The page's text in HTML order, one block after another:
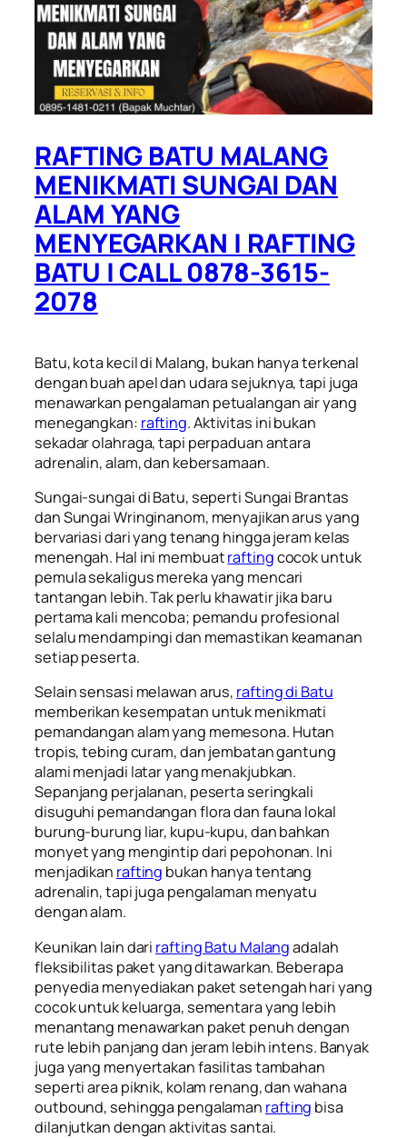
RAFTING BATU MALANG
MENIKMATI SUNGAI DAN
ALAM YANG
MENYEGARKAN | RAFTING
BATU | CALL 0878-3615-
2078
Batu, kota kecil di Malang, bukan hanya terkenal
dengan buah apel dan udara sejuknya, tapi juga
menawarkan pengalaman petualangan air yang
menegangkan: rafting. Aktivitas ini bukan
sekadar olahraga, tapi perpaduan antara
adrenalin, alam, dan kebersamaan.
Sungai-sungai di Batu, seperti Sungai Brantas
dan Sungai Wringinanom, menyajikan arus yang
bervariasi dari yang tenang hingga jeram kelas
menengah. Hal ini membuatraftingcocok untuk
pemula sekaligus mereka yang mencari
tantangan lebih. Tak perlu khawatir jika baru
pertama kali mencoba; pemandu profesional
selalu mendampingi dan memastikan keamanan
setiap peserta.
Selain sensasi melawan arus, rafting di Batu
memberikan kesempatan untuk menikmati
pemandangan alam yang memesona. Hutan
tropis, tebing curam, dan jembatan gantung
alami menjadi latar yang menakjubkan.
Sepanjang perjalanan, peserta seringkali
disuguhi pemandangan flora dan fauna lokal
burung-burung liar, kupu-kupu, dan bahkan
monyet yang mengintip dari pepohonan. Ini
menjadikan rafting bukan hanya tentang
adrenalin, tapi juga pengalaman menyatu
dengan alam.
Keunikan lain dari rafting Batu Malangadalah
fleksibilitas paket yang ditawarkan. Beberapa
penyedia menyediakan paket setengah hari yang
cocok untuk keluarga, sementara yang lebih
menantang menawarkan paket penuh dengan
rute lebih panjang dan jeram lebih intens. Banyak
juga yang menyertakan fasilitas tambahan
seperti area piknik, kolam renang, dan wahana
outbound, sehingga pengalaman rafting bisa
dilanjutkan dengan aktivitas santai.